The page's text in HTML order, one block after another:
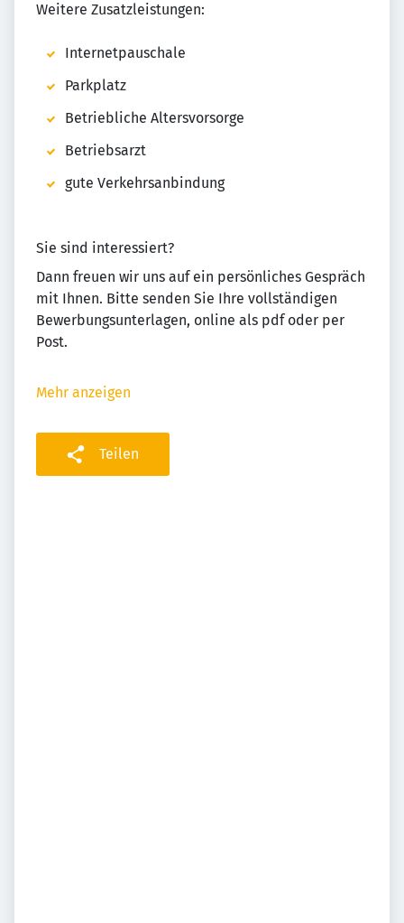
Weitere Zusatzleistungen:
Internetpauschale
Parkplatz
Betriebliche Altersvorsorge
Betriebsarzt
gute Verkehrsanbindung
Sie sind interessiert?
Dann freuen wir uns auf ein persönliches Gespräch
mit Ihnen. Bitte senden Sie Ihre vollständigen
Bewerbungsunterlagen, online als pdf oder per
Post.
Mehr anzeigen
Teilen